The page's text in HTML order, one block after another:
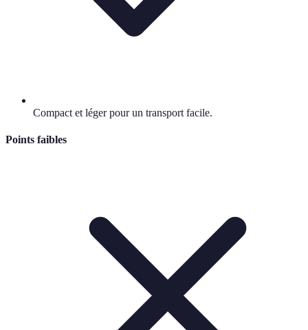
Compact et léger pour un transport facile.
Points faibles